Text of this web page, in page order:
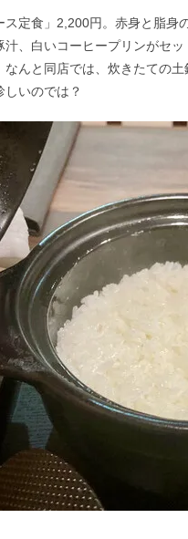
ス定食」2,200円。赤身と脂
、白いコーヒープリンがセッ
んと同店では、炊きたての
しいのでは？